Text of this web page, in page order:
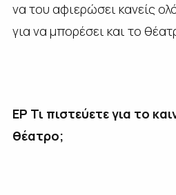
να του αφιερώσει κανείς
για να μπορέσει και το
ΕΡ Τι πιστεύετε για το
θέατρο;